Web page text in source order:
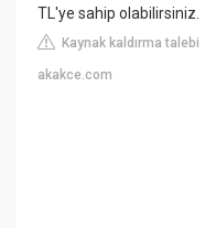
TL'ye sahip olabilirsiniz.
Kaynak kaldırma talebi
akakce.com